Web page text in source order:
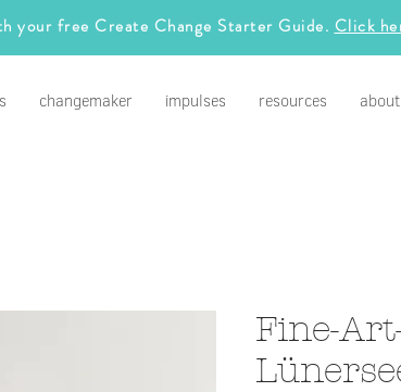
your free Create Change Starter Guide. Click
changemaker impulses resources
Fine-